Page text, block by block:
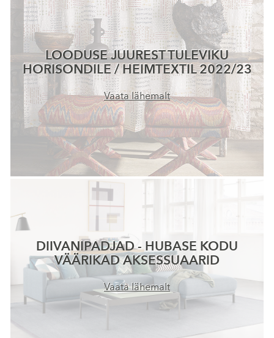
LOODUSE JUUREST TULEVIKU
HORISONDILE / HEIMTEXTIL 2022/23
Vaata lähemalt
DIIVANIPADJAD - HUBASE KODU
VÄÄRIKAD AKSESSUAARID
Vaata lähemalt